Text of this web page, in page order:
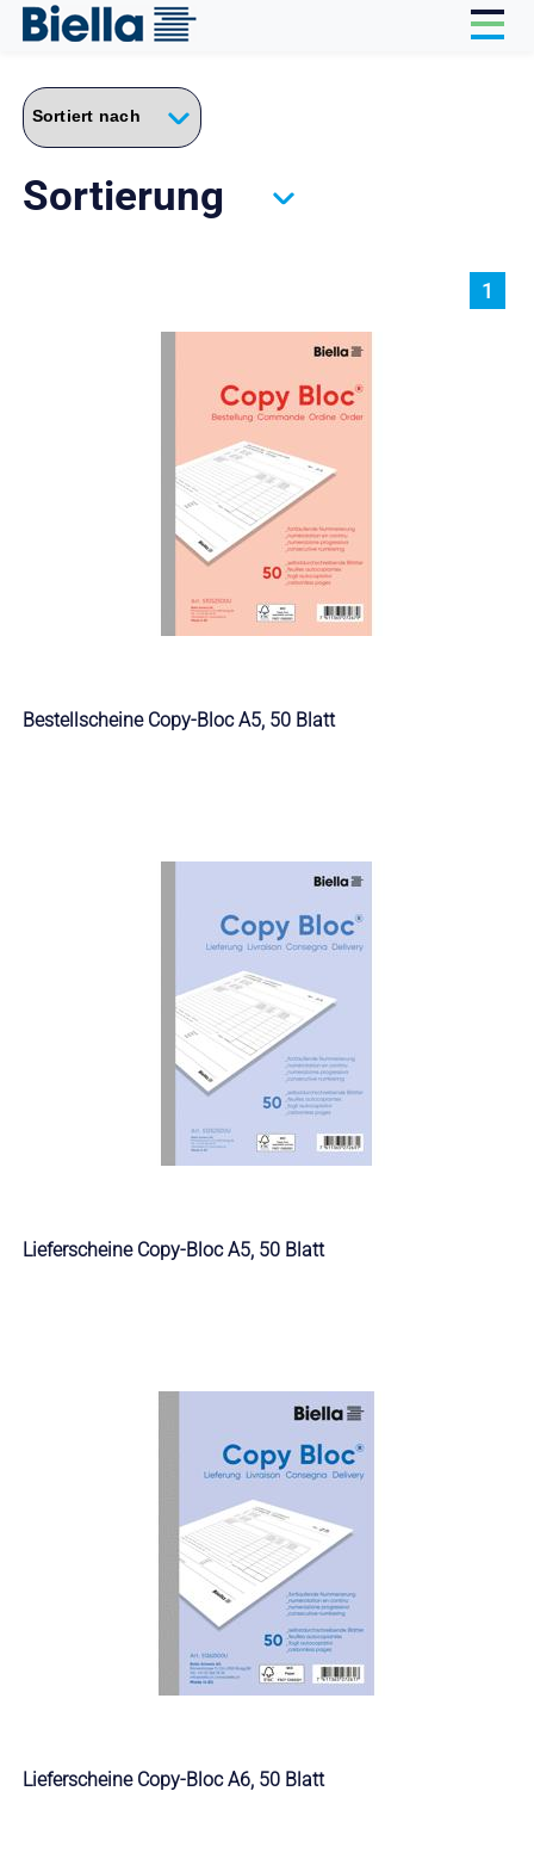
Sortierung
1
Bestellscheine Copy-Bloc A5, 50 Blatt
Lieferscheine Copy-Bloc A5, 50 Blatt
Lieferscheine Copy-Bloc A6, 50 Blatt
Cookie-Einstellungen